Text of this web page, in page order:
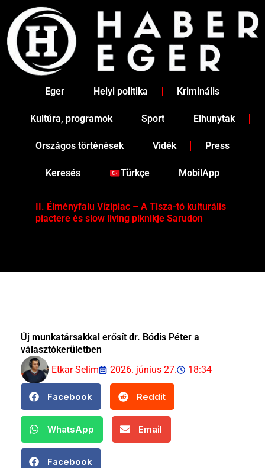
content
Eger Helyi politika Kriminális
Kultúra, programok Sport Elhunytak
Országos történések Vidék Press
Keresés Türkçe MobilApp
II. Élményfalu Vízipiac – A Tisza-tó kulturális
piactere és slow living piknikje Sarudon
Új munkatársakkal erősít dr. Bódis Péter a
választókerületben
Etkar Selim
2026. június 27. 18:34
Facebook Reddit
WhatsApp Email
Facebook